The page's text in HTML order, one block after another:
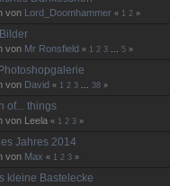
von Lord_Doomhammer « 1 2 »
von Mr Ronsfield « 1 2 3 ...5 »
von David « 1 2 3 ...38 »
of... things
von Leela« 1 2 3 »
Jahres 2014
von Max « 1 2 3 »
kleine Bastelecke